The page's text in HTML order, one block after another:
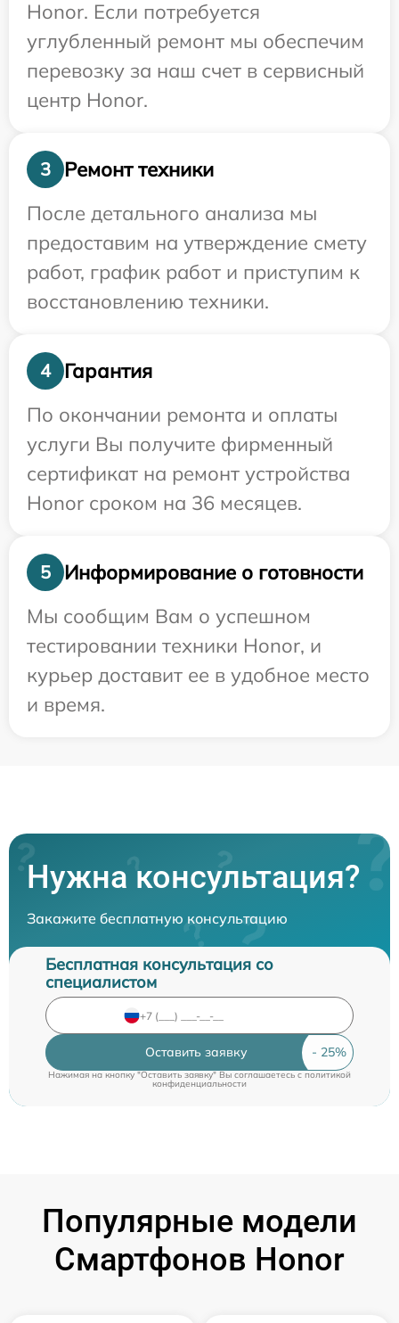
Honor. Если потребуется
углубленный ремонт мы обеспечим
перевозку за наш счет в сервисный
центр Honor.
3
Ремонт техники
После детального анализа мы
предоставим на утверждение смету
работ, график работ и приступим к
восстановлению техники.
4
Гарантия
По окончании ремонта и оплаты
услуги Вы получите фирменный
сертификат на ремонт устройства
Honor сроком на 36 месяцев.
5
Информирование о готовности
Мы сообщим Вам о успешном
тестировании техники Honor, и
курьер доставит ее в удобное место
и время.
Нужна консультация?
Закажите бесплатную консультацию
Бесплатная консультация со
специалистом
Оставить заявку
Нажимая на кнопку "Оставить заявку" Вы соглашаетесь cполитикой
конфиденциальности
Популярные модели
Смартфонов Honor